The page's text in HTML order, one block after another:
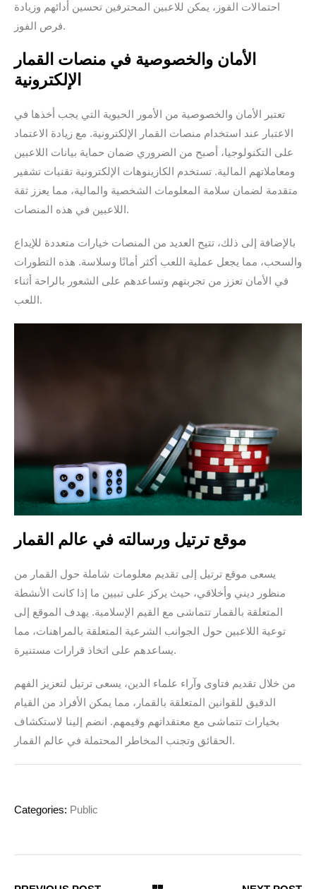
احتمالات الفوز، يمكن للاعبين المحترفين تحسين أدائهم وزيادة
فرص الفوز.
الأمان والخصوصية في منصات القمار
الإلكترونية
تعتبر الأمان والخصوصية من الأمور الحيوية التي يجب أخذها في
الاعتبار عند استخدام منصات القمار الإلكترونية. مع زيادة الاعتماد
على التكنولوجيا، أصبح من الضروري ضمان حماية بيانات اللاعبين
ومعاملاتهم المالية. تستخدم الكازينوهات الإلكترونية تقنيات تشفير
متقدمة لضمان سلامة المعلومات الشخصية والمالية، مما يعزز ثقة
اللاعبين في هذه المنصات.
بالإضافة إلى ذلك، تتيح العديد من المنصات خيارات متعددة للإيداع
والسحب، مما يجعل عملية اللعب أكثر أمانًا وسلاسة. هذه التطورات
في الأمان تعزز من تجربتهم وتساعدهم على الشعور بالراحة أثناء
اللعب.
موقع ترتيل ورسالته في عالم القمار
يسعى موقع ترتيل إلى تقديم معلومات شاملة حول القمار من
منظور ديني وأخلاقي، حيث يركز على تبيين ما إذا كانت الأنشطة
المتعلقة بالقمار تتماشى مع القيم الإسلامية. يهدف الموقع إلى
توعية اللاعبين حول الجوانب الشرعية المتعلقة بالمراهنات، مما
يساعدهم على اتخاذ قرارات مستنيرة.
من خلال تقديم فتاوى وآراء علماء الدين، يسعى ترتيل لتعزيز الفهم
الدقيق للقوانين المتعلقة بالقمار، مما يمكن الأفراد من القيام
بخيارات تتماشى مع معتقداتهم وقيمهم. انضم إلينا لاستكشاف
الحقائق وتجنب المخاطر المحتملة في عالم القمار.
Categories: Public